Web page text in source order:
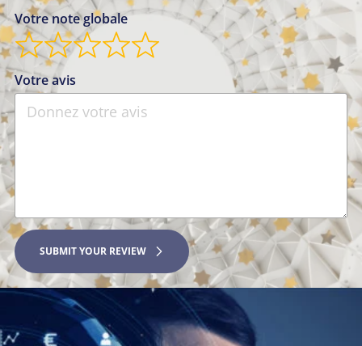
Votre note globale
Votre avis
SUBMIT YOUR REVIEW